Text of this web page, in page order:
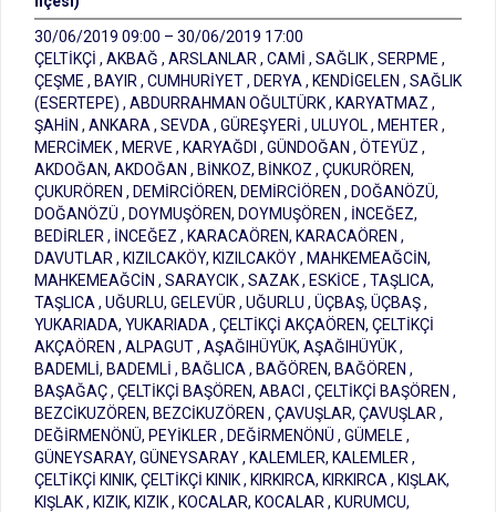
30/06/2019 09:00 – 30/06/2019 17:00
ÇELTİKÇİ , AKBAĞ , ARSLANLAR , CAMİ , SAĞLIK , SERPME ,
ÇEŞME , BAYIR , CUMHURİYET , DERYA , KENDİGELEN , SAĞLIK
(ESERTEPE) , ABDURRAHMAN OĞULTÜRK , KARYATMAZ ,
ŞAHİN , ANKARA , SEVDA , GÜREŞYERİ , ULUYOL , MEHTER ,
MERCİMEK , MERVE , KARYAĞDI , GÜNDOĞAN , ÖTEYÜZ ,
AKDOĞAN, AKDOĞAN , BİNKOZ, BİNKOZ , ÇUKURÖREN,
ÇUKURÖREN , DEMİRCİÖREN, DEMİRCİÖREN , DOĞANÖZÜ,
DOĞANÖZÜ , DOYMUŞÖREN, DOYMUŞÖREN , İNCEĞEZ,
BEDİRLER , İNCEĞEZ , KARACAÖREN, KARACAÖREN ,
DAVUTLAR , KIZILCAKÖY, KIZILCAKÖY , MAHKEMEAĞCİN,
MAHKEMEAĞCİN , SARAYCIK , SAZAK , ESKİCE , TAŞLICA,
TAŞLICA , UĞURLU, GELEVÜR , UĞURLU , ÜÇBAŞ, ÜÇBAŞ ,
YUKARIADA, YUKARIADA , ÇELTİKÇİ AKÇAÖREN, ÇELTİKÇİ
AKÇAÖREN , ALPAGUT , AŞAĞIHÜYÜK, AŞAĞIHÜYÜK ,
BADEMLİ, BADEMLİ , BAĞLICA , BAĞÖREN, BAĞÖREN ,
BAŞAĞAÇ , ÇELTİKÇİ BAŞÖREN, ABACI , ÇELTİKÇİ BAŞÖREN ,
BEZCİKUZÖREN, BEZCİKUZÖREN , ÇAVUŞLAR, ÇAVUŞLAR ,
DEĞİRMENÖNÜ, PEYİKLER , DEĞİRMENÖNÜ , GÜMELE ,
GÜNEYSARAY, GÜNEYSARAY , KALEMLER, KALEMLER ,
ÇELTİKÇİ KINIK, ÇELTİKÇİ KINIK , KIRKIRCA, KIRKIRCA , KIŞLAK,
KIŞLAK , KIZIK, KIZIK , KOCALAR, KOCALAR , KURUMCU,